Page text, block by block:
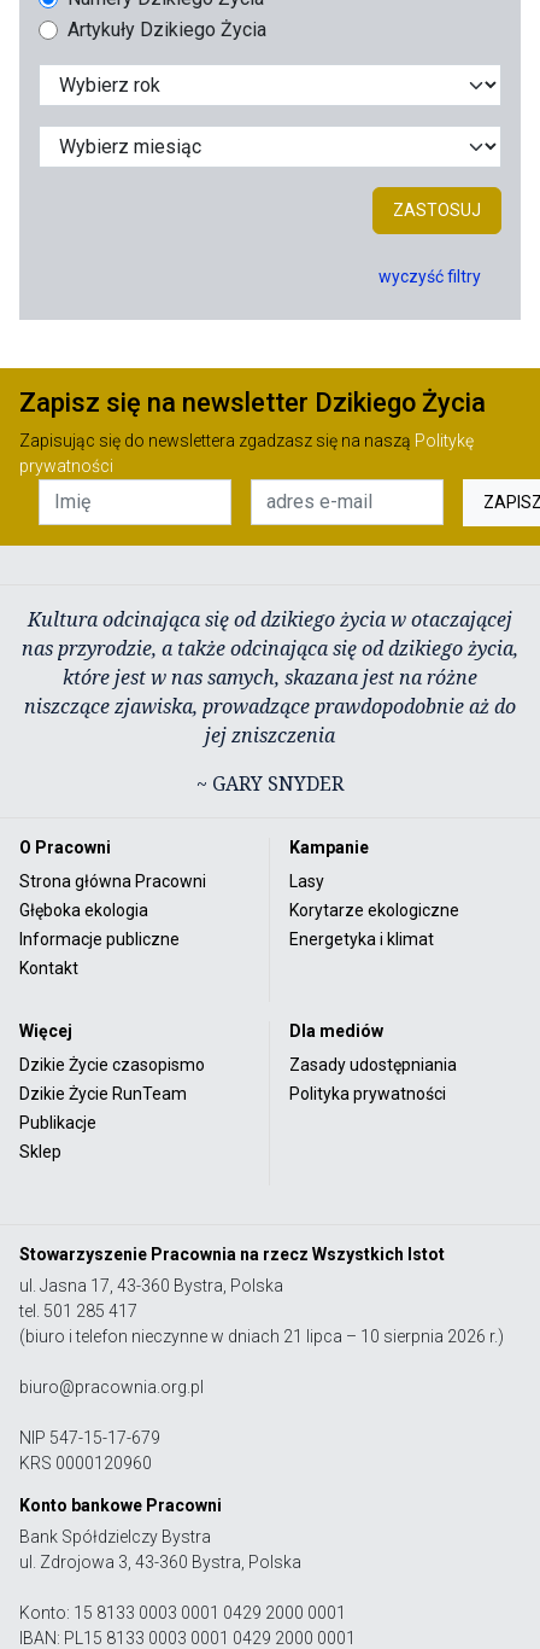
Artykuły Dzikiego Życia
ZASTOSUJ
wyczyść filtry
Zapisz się na newsletter Dzikiego Życia
Zapisując się do newslettera zgadzasz się na naszą Politykę
prywatności
Kultura odcinająca się od dzikiego życia w otaczającej
nas przyrodzie, a także odcinająca się od dzikiego życia,
które jest w nas samych, skazana jest na różne
niszczące zjawiska, prowadzące prawdopodobnie aż do
jej zniszczenia
~ GARY SNYDER
O Pracowni
Strona główna Pracowni
Głęboka ekologia
Informacje publiczne
Kontakt
Kampanie
Lasy
Korytarze ekologiczne
Energetyka i klimat
Więcej
Dzikie Życie czasopismo
Dzikie Życie RunTeam
Publikacje
Sklep
Dla mediów
Zasady udostępniania
Polityka prywatności
Stowarzyszenie Pracownia na rzecz Wszystkich Istot
ul. Jasna 17, 43-360 Bystra, Polska
tel. 501 285 417
(biuro i telefon nieczynne w dniach 21 lipca – 10 sierpnia 2026 r.)
biuro@pracownia.org.pl
NIP 547-15-17-679
KRS 0000120960
Konto bankowe Pracowni
Bank Spółdzielczy Bystra
ul. Zdrojowa 3, 43-360 Bystra, Polska
Konto: 15 8133 0003 0001 0429 2000 0001
IBAN: PL15 8133 0003 0001 0429 2000 0001